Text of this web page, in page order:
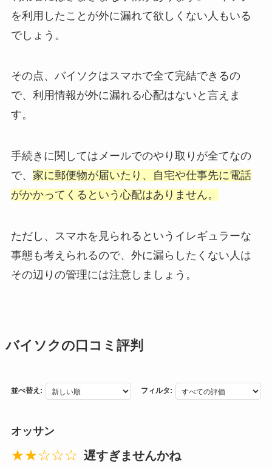
を利用したことが外に漏れて欲しくない人もいる
でしょう。
その点、バイソクはスマホで全て完結できるの
で、利用情報が外に漏れる心配はないと言えま
す。
手続きに関してはメールでのやり取りが全てなの
で、 家に郵便物が届いたり、自宅や仕事先に電話
がかかってくるという心配はありません。
ただし、スマホを見られるというイレギュラーな
事態も考えられるので、外に漏らしたくない人は
その辺りの管理には注意しましょう。
バイソクの口コミ評判
並べ替え: フィルタ:
オッサン
★★☆☆☆ 遅すぎませんかね